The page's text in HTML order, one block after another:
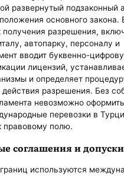
развернутый подзаконный
основного закона.
получения разрешения,
автопарку, персоналу и
вводит буквенно-
лицензий,
и определяет
действия разрешения. Без
невозможно оформить
перевозки в
правовому полю.
соглашения и допуски
используются